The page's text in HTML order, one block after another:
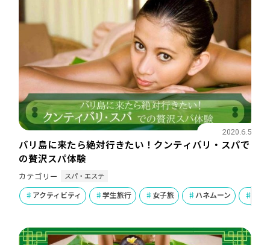
バリ島に来たら絶対行きたい！クンティバリ・スパで
の贅沢スパ体験
2020.6.5
カテゴリー スパ・エステ
アクティビティ 学生旅行 女子旅 ハネムーン